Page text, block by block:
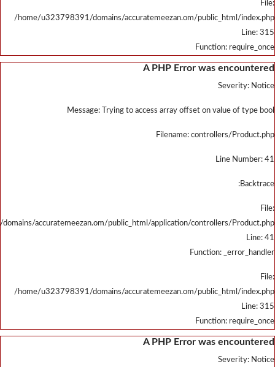
/
/home/u323798391/domains/
/